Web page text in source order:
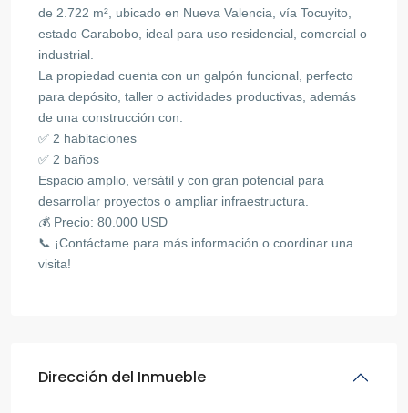
de 2.722 m², ubicado en Nueva Valencia, vía Tocuyito,
estado Carabobo, ideal para uso residencial, comercial o
industrial.
La propiedad cuenta con un galpón funcional, perfecto
para depósito, taller o actividades productivas, además
de una construcción con:
✅ 2 habitaciones
✅ 2 baños
Espacio amplio, versátil y con gran potencial para
desarrollar proyectos o ampliar infraestructura.
💰 Precio: 80.000 USD
📞 ¡Contáctame para más información o coordinar una
visita!
Dirección del Inmueble